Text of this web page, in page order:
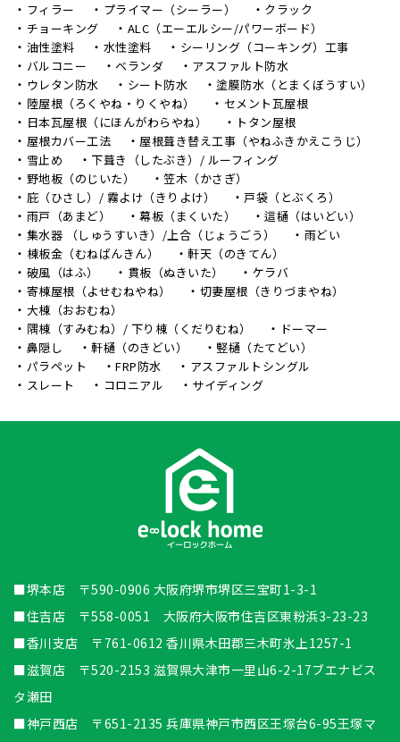
フィラー プライマー（シーラー）
クラック
チョーキング
ALC（エーエルシー/パワーボード）
油性塗料
水性塗料
シーリング（コーキング）工事
バルコニー
ベランダ
アスファルト防水
ウレタン防水
シート防水
塗膜防水（とまくぼうすい）
陸屋根（ろくやね・りくやね）
セメント瓦屋根
日本瓦屋根（にほんがわらやね）
トタン屋根
屋根カバー工法
屋根葺き替え工事（やねふきかえこうじ）
雪止め
下葺き（したぶき）/ ルーフィング
野地板（のじいた）
笠木（かさぎ）
庇（ひさし）/ 霧よけ（きりよけ）
戸袋（とぶくろ）
雨戸（あまど）
幕板（まくいた）
這樋（はいどい）
集水器 （しゅうすいき）/上合（じょうごう）
雨どい
棟板金（むねばんきん）
軒天（のきてん）
破風（はふ）
貫板（ぬきいた）
ケラバ
寄棟屋根（よせむねやね）
切妻屋根（きりづまやね）
大棟（おおむね）
隅棟（すみむね）/ 下り棟（くだりむね）
ドーマー
鼻隠し
軒樋（のきどい）
竪樋（たてどい）
パラペット
FRP防水
アスファルトシングル
スレート
コロニアル サイディング
■堺本店 〒590-0906 大阪府堺市堺区三宝町1-3-1
■住吉店 〒558-0051 大阪府大阪市住吉区東粉浜3-23-23
■香川支店 〒761-0612 香川県木田郡三木町氷上1257-1
■滋賀店 〒520-2153 滋賀県大津市一里山6-2-17ブエナビス
タ瀬田
■神戸西店 〒651-2135 兵庫県神戸市西区王塚台6-95王塚マ